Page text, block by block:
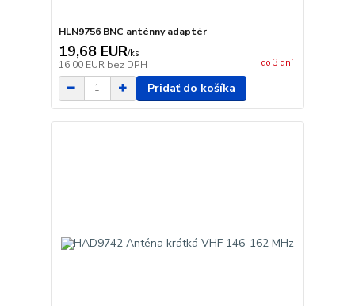
HLN9756 BNC anténny adaptér
19,68 EUR/ks
16,00 EUR bez DPH do 3 dní
Pridať do košíka